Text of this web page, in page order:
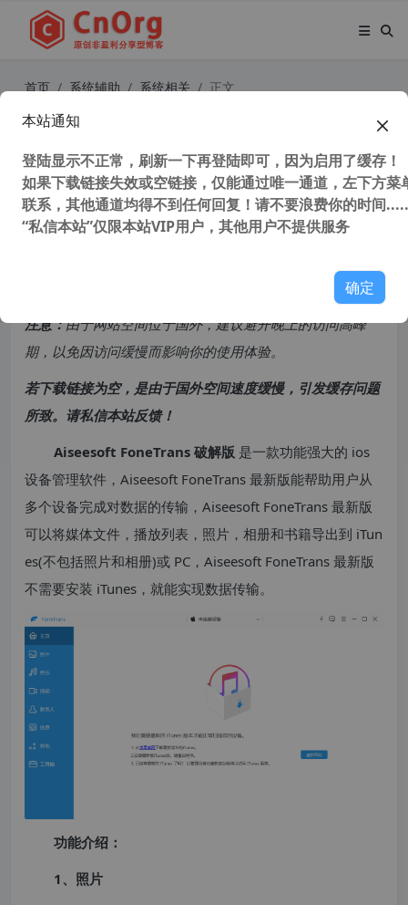
首页 系统辅助 系统相关 正文
Aiseesoft FoneTrans v9.3.10 中文特
别版 IOS设备管理软件
44,662 次浏览次阅读
注意：由于网站空间位于国外，建议避开晚上的访问高峰
期，以免因访问缓慢而影响你的使用体验。
若下载链接为空，是由于国外空间速度缓慢，引发缓存问题
所致。请私信本站反馈！
Aiseesoft FoneTrans 破解版 是一款功能强大的 ios
设备管理软件，Aiseesoft FoneTrans 最新版能帮助用户从
多个设备完成对数据的传输，Aiseesoft FoneTrans 最新版
可以将媒体文件，播放列表，照片，相册和书籍导出到 iTun
es(不包括照片和相册)或 PC，Aiseesoft FoneTrans 最新版
不需要安装 iTunes，就能实现数据传输。
功能介绍：
1、照片
本站通知
登陆显示不正常，刷新一下再登陆即可，因为启用了缓存！
如果下载链接失效或空链接，仅能通过唯一通道，左下方菜
联系，其他通道均得不到任何回复！请不要浪费你的时间
“私信本站”仅限本站VIP用户，其他用户不提供服务
确定